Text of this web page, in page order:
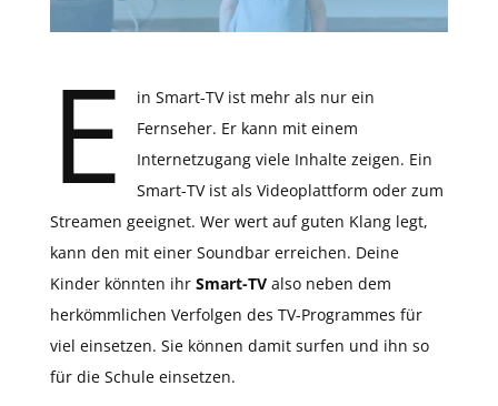
E
in Smart-TV ist mehr als nur ein
Fernseher. Er kann mit einem
Internetzugang viele Inhalte zeigen. Ein
Smart-TV ist als Videoplattform oder zum
Streamen geeignet. Wer wert auf guten Klang legt,
kann den mit einer Soundbar erreichen. Deine
Kinder könnten ihr Smart-TV also neben dem
herkömmlichen Verfolgen des TV-Programmes für
viel einsetzen. Sie können damit surfen und ihn so
für die Schule einsetzen.